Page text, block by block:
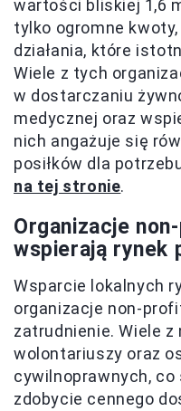
wartości bliskiej 1,6
tylko ogromne
działania, które
Wiele z tych
w dostarczaniu
medycznej oraz
nich angażuje się
posiłków dla
na tej stronie.
Organizacje
wspierają rynek
Wsparcie lokalnych
organizacje non-
zatrudnienie. Wiele
wolontariuszy oraz
cywilnoprawnych,
zdobycie cennego